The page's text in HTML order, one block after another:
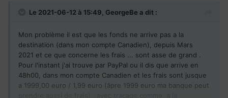
Le 2021-06-12 à 15:49, GeorgeBe a dit :
Mon problème il est que les fonds ne arrive pas a la
destination (dans mon compte Canadien), depuis Mars
2021 et ce que concerne les frais ... sont asse de grand .
Pour l'instant j'ai trouve par PayPal ou il dis que arrive en
48h00, dans mon compte Canadien et les frais sont jusque
a 1999,00 euro / 1,99 euro (âpre 1999 euro ma banque peut